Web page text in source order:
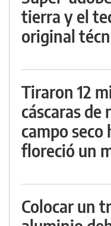
tierra y el
original
Tiraron 12
cáscaras de
campo seco
floreció un
Colocar un